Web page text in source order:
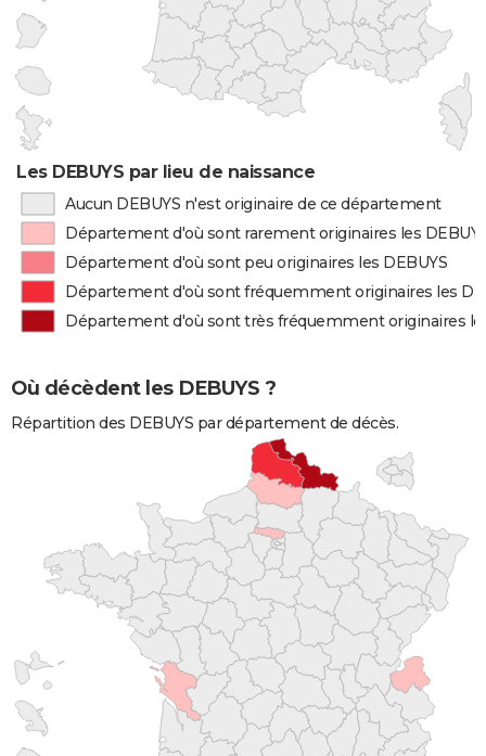
Les DEBUYS par lieu de naissance
Aucun DEBUYS n'est originaire de ce département
Département d'où sont rarement originaires les
Département d'où sont peu originaires les DEBUYS
Département d'où sont fréquemment originaires les
Département d'où sont très fréquemment originaires
Où décèdent les DEBUYS ?
Répartition des DEBUYS par département de décès.